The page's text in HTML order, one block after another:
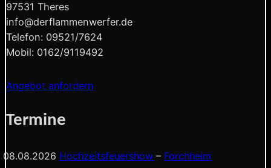
97531 Theres
info@derflammenwerfer.de
Telefon: 09521/7624
Mobil: 0162/9119492
Angebot anfordern
Termine
08.08.2026 Hochzeitsfeuershow – Forchheim